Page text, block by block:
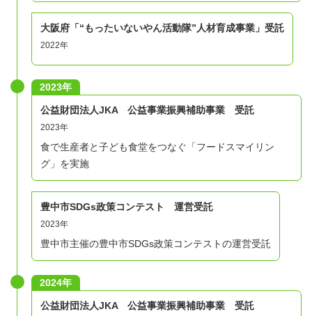
トフォンでの参加はNGです）
・他の参加者の意見も尊重し合い、よりよい提
案にむけたディスカッションに意欲を持って取
り組める方
し
筑波大学、武蔵野美術大学、芝浦工業大学、武
蔵野大学、拓殖大学、東洋大学、国際基督教大
学、東京福祉大学、札幌市立大学、新潟大学、
金沢大学、ブリンマー大学、大阪大学、関西大
学、兵庫大学、大阪教育大学、関西学院大学、
甲南大学、追手門学院大学、神戸芸術工科大
学、神戸国際大学、ノートルダム清心女子大
学、関西外語専門学校、福岡工業大学附属城東
高等学校、青山学院大学、早稲田大学、長岡造
大阪府「“もったいないやん活動隊”人材育成事業」受託
2022年
2023年
公益財団法人JKA 公益事業振興補助事業 受託
2023年
食で生産者と子ども食堂をつなぐ「フードスマイリン
グ」を実施
豊中市SDGs政策コンテスト 運営受託
2023年
豊中市主催の豊中市SDGs政策コンテストの運営受託
2024年
公益財団法人JKA 公益事業振興補助事業 受託